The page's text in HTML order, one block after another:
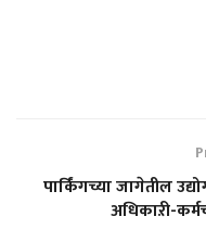
पार्किंगच्या जागेतील
अधिकाऱी-